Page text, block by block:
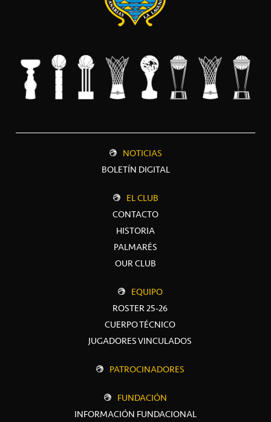
NOTICIAS
BOLETÍN DIGITAL
EL CLUB
CONTACTO
HISTORIA
PALMARÉS
OUR CLUB
EQUIPO
ROSTER 25-26
CUERPO TÉCNICO
JUGADORES VINCULADOS
PATROCINADORES
FUNDACIÓN
INFORMACIÓN FUNDACIONAL